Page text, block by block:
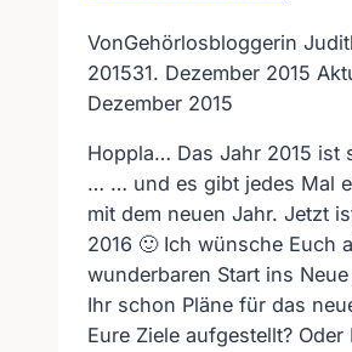
VonGehörlosbloggerin
201531. Dezember 2015
Dezember 2015
Hoppla… Das Jahr 2015 ist
… … und es gibt jedes Mal
mit dem neuen Jahr. Jetzt
2016 🙂 Ich wünsche Euch
wunderbaren Start ins
Ihr schon Pläne für das
Eure Ziele aufgestellt? Oder